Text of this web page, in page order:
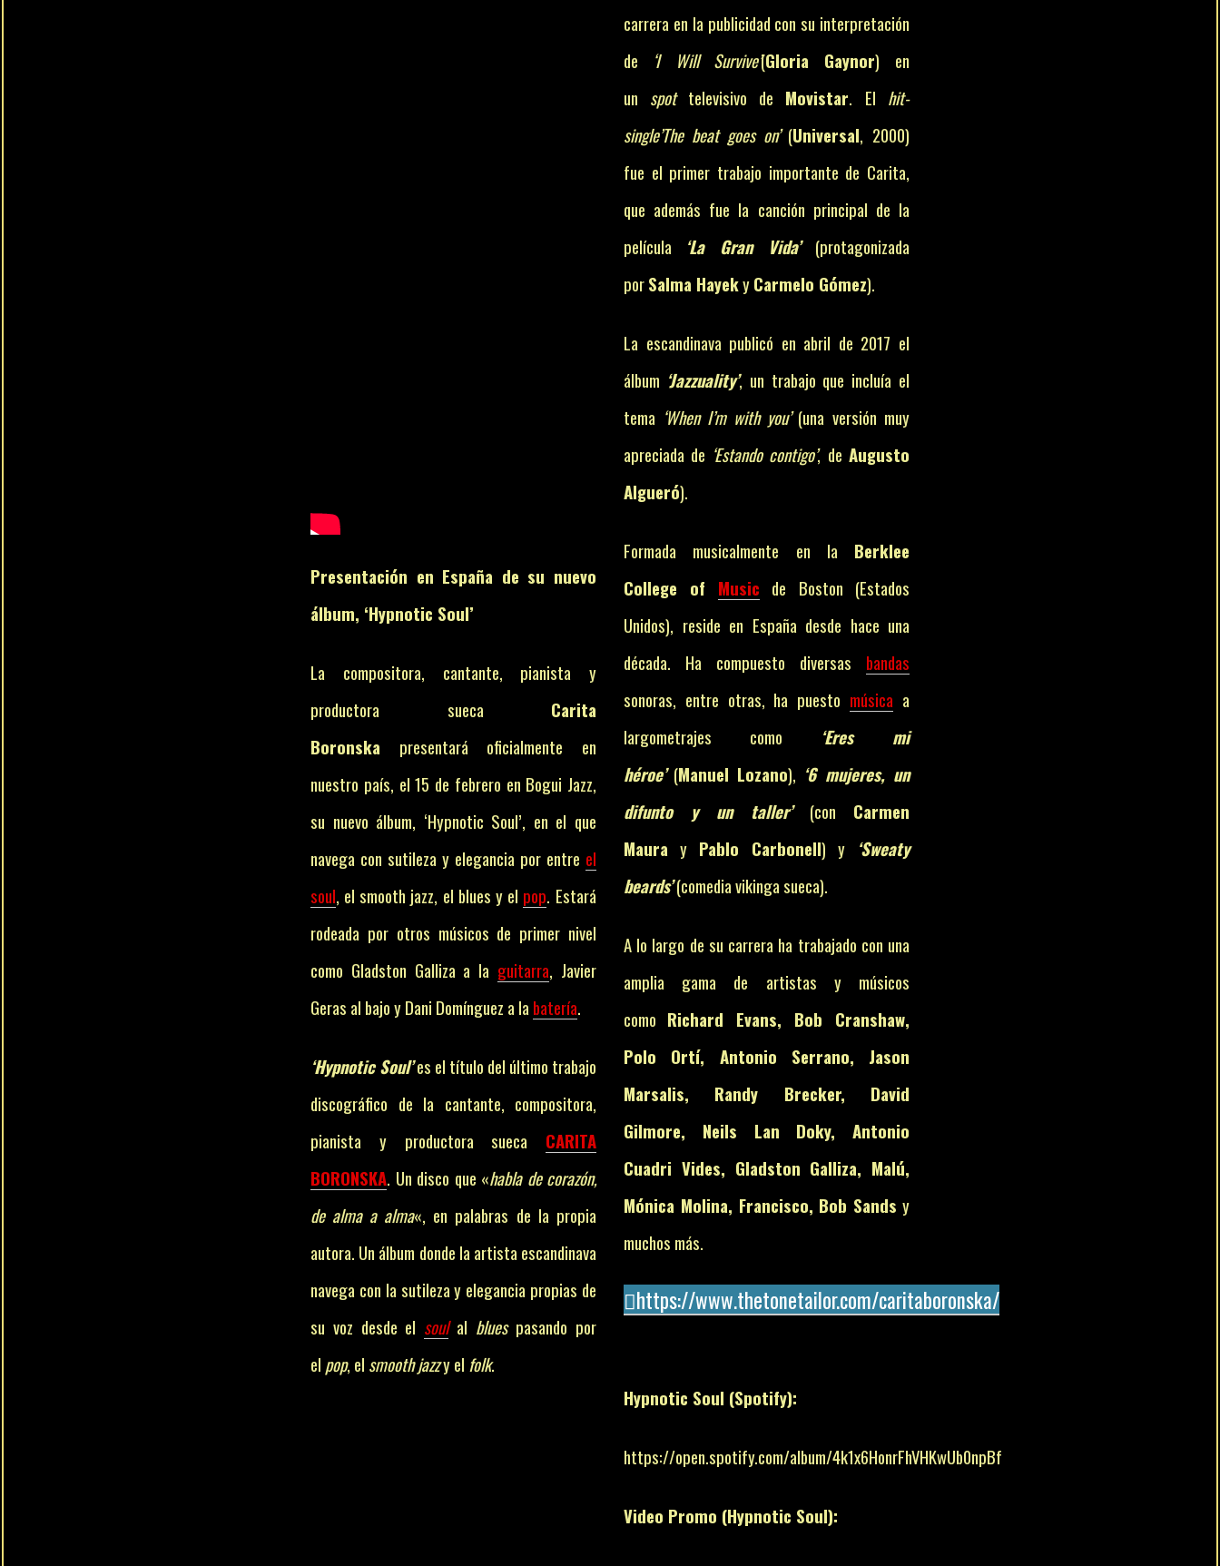
Presentación en España de su nuevo
álbum, ‘Hypnotic Soul’
La compositora, cantante, pianista y
productora sueca Carita
Boronska presentará oficialmente en
nuestro país, el 15 de febrero en Bogui Jazz,
su nuevo álbum, ‘Hypnotic Soul’, en el que
navega con sutileza y elegancia por entre el
soul, el smooth jazz, el blues y el pop. Estará
rodeada por otros músicos de primer nivel
como Gladston Galliza a la guitarra, Javier
Geras al bajo y Dani Domínguez a la batería.
‘Hypnotic Soul’es el título del último trabajo
discográfico de la cantante, compositora,
pianista y productora sueca CARITA
BORONSKA. Un disco que «habla de corazón,
de alma a alma«, en palabras de la propia
autora. Un álbum donde la artista escandinava
navega con la sutileza y elegancia propias de
su voz desde el soulal bluespasando por
el pop, el smooth jazzy el folk.
carrera en la publicidad con su interpretación
de
‘I Will Survive’(Gloria Gaynor) en
un spottelevisivo de Movistar. El hit-
single’The beat goes on’(Universal, 2000)
fue el primer trabajo importante de Carita,
que además fue la canción principal de la
película
‘La Gran Vida’(protagonizada
porSalma HayekyCarmelo Gómez).
La escandinava publicó en abril de 2017 el
álbum ‘Jazzuality’, un trabajo que incluía el
tema ‘When I’m with you’(una versión muy
apreciada de ‘Estando contigo’, de Augusto
Algueró).
Formada musicalmente en la Berklee
College of Music de Boston (Estados
Unidos), reside en España desde hace una
década. Ha compuesto diversas bandas
sonoras, entre otras, ha puesto música a
largometrajes como
‘Eres mi
héroe’(Manuel Lozano), ‘6 mujeres, un
difunto y un taller’(con Carmen
Maura y Pablo Carbonell) y ‘Sweaty
beards’(comedia vikinga sueca).
A lo largo de su carrera ha trabajado con una
amplia gama de artistas y músicos
como Richard Evans, Bob Cranshaw,
Polo Ortí, Antonio Serrano, Jason
Marsalis, Randy Brecker, David
Gilmore, Neils Lan Doky, Antonio
Cuadri Vides, Gladston Galliza, Malú,
Mónica Molina, Francisco, Bob Sands y
muchos más.
https://www.thetonetailor.com/caritaboronska/
Hypnotic Soul (Spotify):
https://open.spotify.com/album/4k1x6HonrFhVHKwUb0npBf
Video Promo (Hypnotic Soul):